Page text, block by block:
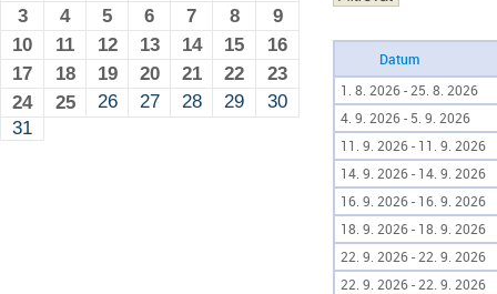
Datum
1. 8. 2026 - 25. 8. 2026
4. 9. 2026 - 5. 9. 2026
11. 9. 2026 - 11. 9. 2026
14. 9. 2026 - 14. 9. 2026
16. 9. 2026 - 16. 9. 2026
18. 9. 2026 - 18. 9. 2026
22. 9. 2026 - 22. 9. 2026
22. 9. 2026 - 22. 9. 2026
3
4 5 6 7 8
9
10
11 12 13 14 15
16
17
18 19 20 21 22
23
24
25 26 27 28 29
30
31